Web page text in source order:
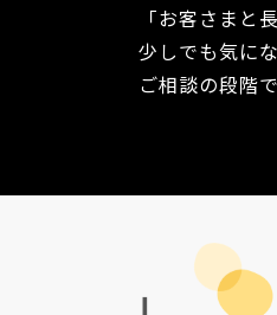
「お客さまと
少しでも気に
ご相談の段階